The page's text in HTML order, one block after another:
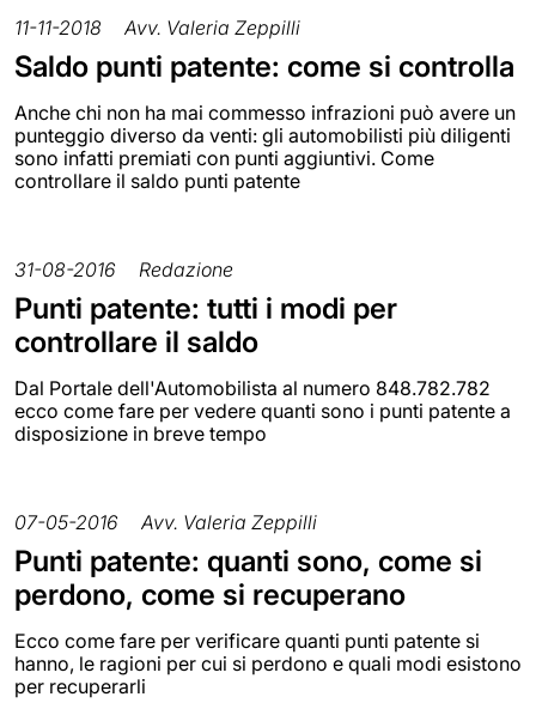
11-11-2018 Avv. Valeria Zeppilli
Saldo punti patente: come si controlla
Anche chi non ha mai commesso infrazioni può avere un
punteggio diverso da venti: gli automobilisti più diligenti
sono infatti premiati con punti aggiuntivi. Come
controllare il saldo punti patente
31-08-2016 Redazione
Punti patente: tutti i modi per
controllare il saldo
Dal Portale dell'Automobilista al numero 848.782.782
ecco come fare per vedere quanti sono i punti patente a
disposizione in breve tempo
07-05-2016 Avv. Valeria Zeppilli
Punti patente: quanti sono, come si
perdono, come si recuperano
Ecco come fare per verificare quanti punti patente si
hanno, le ragioni per cui si perdono e quali modi esistono
per recuperarli